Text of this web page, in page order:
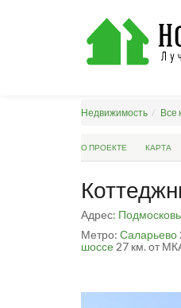
Недвижимость Все
О ПРОЕКТЕ КАРТА
Адрес:
Метро: Саларьево
шоссе 27 км. от